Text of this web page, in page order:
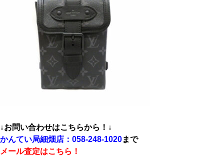
↓お問い合わせはこちらから！↓
かんてい局細畑店：058-248-1020まで
メール査定はこちら！